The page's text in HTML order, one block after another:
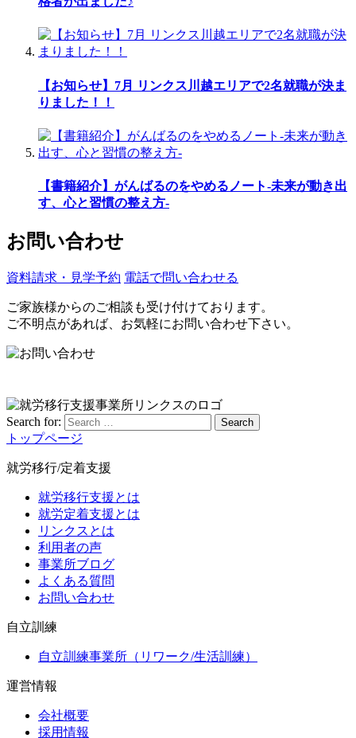
【お知らせ】7月 リンクス川越エリアで2名就職が決ま
りました！！
【書籍紹介】がんばるのをやめるノート-未来が動き出
す、心と習慣の整え方-
お問い合わせ
資料請求・見学予約 電話で問い合わせる
ご家族様からのご相談も受け付けております。
ご不明点があれば、お気軽にお問い合わせ下さい。
Search for: Search
トップページ
就労移行/定着支援
就労移行支援とは
就労定着支援とは
リンクスとは
利用者の声
事業所ブログ
よくある質問
お問い合わせ
自立訓練
自立訓練事業所（リワーク/生活訓練）
運営情報
会社概要
採用情報